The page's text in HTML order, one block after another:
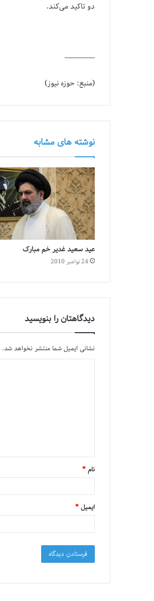
دو تاکید می‌کند.
————
(منبع: حوزه نیوز)
نوشته های مشابه
عید سعید غدیر خم مبارک
24 نوامبر 2010
دیدگاهتان را بنویسید
نشانی ایمیل شما منتشر نخواهد شد.
نام*
ایمیل*